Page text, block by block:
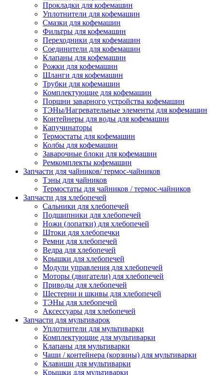
Прокладки для кофемашин
Уплотнители для кофемашин
Смазки для кофемашин
Фильтры для кофемашин
Переходники для кофемашин
Соединители для кофемашин
Клапаны для кофемашин
Рожки для кофемашин
Шланги для кофемашин
Трубки для кофемашин
Комплектующие для кофемашин
Поршни заварного устройства кофемашин
ТЭНы/Нагревательные элементы для кофемашин
Контейнеры для воды для кофемашин
Капучинаторы
Термостаты для кофемашин
Колбы для кофемашин
Заварочные блоки для кофемашин
Ремкомплекты кофемашин
Запчасти для чайников/ термос-чайников
Тэны для чайников
Термостаты для чайников / термос-чайников
Запчасти для хлебопечей
Сальники для хлебопечей
Подшипники для хлебопечей
Ножи (лопатки) для хлебопечей
Штоки для хлебопечки
Ремни для хлебопечей
Ведра для хлебопечей
Крышки для хлебопечей
Модули управления для хлебопечей
Моторы (двигатели) для хлебопечей
Приводы для хлебопечей
Шестерни и шкивы для хлебопечей
ТЭНы для хлебопечей
Аксессуары для хлебопечей
Запчасти для мультиварок
Уплотнители для мультиварки
Комплектующие для мультиварки
Клапаны для мультиварки
Чаши / контейнера (корзины) для мультиварки
Клавиши для мультиварки
Крышки для мультиварки